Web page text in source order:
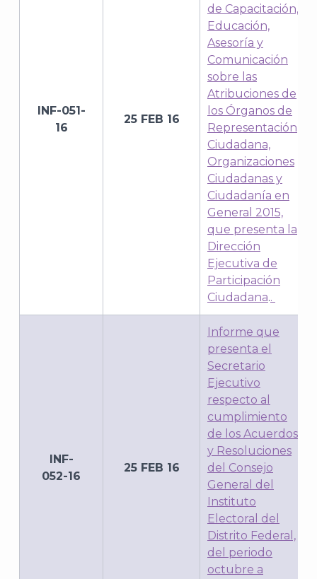
INF-051-
16
25 FEB 16
de Capacitación,
Educación,
Asesoría y
Comunicación
sobre las
Atribuciones de
los Órganos de
Representación
Ciudadana,
Organizaciones
Ciudadanas y
Ciudadanía en
General 2015,
que presenta la
Dirección
Ejecutiva de
Participación
Ciudadana..
INF-
052-16
25 FEB 16
Informe que
presenta el
Secretario
Ejecutivo
respecto al
cumplimiento
de los Acuerdos
y Resoluciones
del Consejo
General del
Instituto
Electoral del
Distrito Federal,
del periodo
octubre a